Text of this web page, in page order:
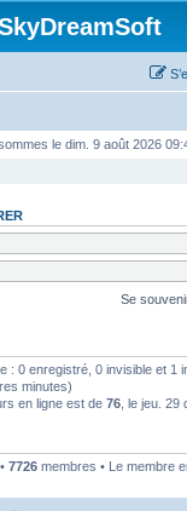
le dim. 9 août 2026
Se
: 0 enregistré, 0 invisible et 1
minutes)
en ligne est de 76 , le jeu.
7726 membres • Le membre